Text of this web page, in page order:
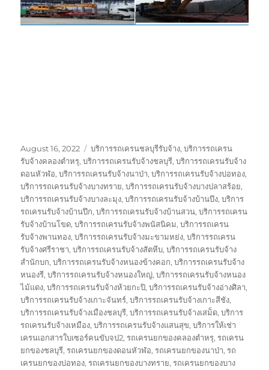
Posted
on
August 16, 2022 Tags
บริการรถเครนชลบุรีรับจ้าง,บริการรถเครน
รับจ้างคลองตำหรุ,บริการรถเครนรับจ้างชลบุรี,บริการรถเครนรับจ้าง
ดอนหัวฬ่อ,บริการรถเครนรับจ้างนาป่า,บริการรถเครนรับจ้างบ่อทอง,
บริการรถเครนรับจ้างบางทราย,บริการรถเครนรับจ้างบางปลาสร้อย,
บริการรถเครนรับจ้างบางละมุง,บริการรถเครนรับจ้างบ้านบึง,บริการ
รถเครนรับจ้างบ้านปึก,บริการรถเครนรับจ้างบ้านสวน,บริการรถเครน
รับจ้างบ้านโขด,บริการรถเครนรับจ้างพนัสนิคม,บริการรถเครน
รับจ้างพานทอง,บริการรถเครนรับจ้างมะขามหย่ง,บริการรถเครน
รับจ้างศรีราชา,บริการรถเครนรับจ้างสัตหีบ,บริการรถเครนรับจ้าง
สำนักบก,บริการรถเครนรับจ้างหนองข้างคอก,บริการรถเครนรับจ้าง
หนองรี,บริการรถเครนรับจ้างหนองใหญ่,บริการรถเครนรับจ้างหนอง
ไม้แดง,บริการรถเครนรับจ้างห้วยกะปิ,บริการรถเครนรับจ้างอ่างศิลา,
บริการรถเครนรับจ้างเกาะจันทร์,บริการรถเครนรับจ้างเกาะสีชัง,
บริการรถเครนรับจ้างเมืองชลบุรี,บริการรถเครนรับจ้างเสม็ด,บริการ
รถเครนรับจ้างเหมือง,บริการรถเครนรับจ้างแสนสุข,บริการให้เช่า
เครนเอกสารใบเซอร์คนขับจป2,รถเครนยกของคลองตำหรุ,รถเครน
ยกของชลบุรี,รถเครนยกของดอนหัวฬ่อ,รถเครนยกของนาป่า,รถ
เครนยกของบ่อทอง,รถเครนยกของบางทราย,รถเครนยกของบาง